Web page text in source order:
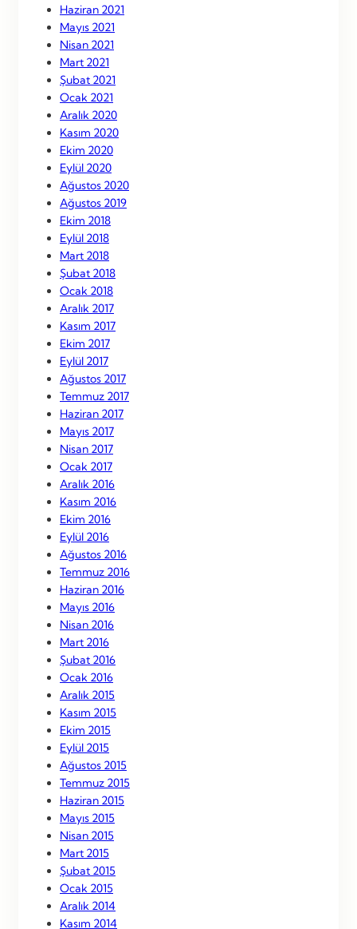
Haziran 2021
Mayıs 2021
Nisan 2021
Mart 2021
Şubat 2021
Ocak 2021
Aralık 2020
Kasım 2020
Ekim 2020
Eylül 2020
Ağustos 2020
Ağustos 2019
Ekim 2018
Eylül 2018
Mart 2018
Şubat 2018
Ocak 2018
Aralık 2017
Kasım 2017
Ekim 2017
Eylül 2017
Ağustos 2017
Temmuz 2017
Haziran 2017
Mayıs 2017
Nisan 2017
Ocak 2017
Aralık 2016
Kasım 2016
Ekim 2016
Eylül 2016
Ağustos 2016
Temmuz 2016
Haziran 2016
Mayıs 2016
Nisan 2016
Mart 2016
Şubat 2016
Ocak 2016
Aralık 2015
Kasım 2015
Ekim 2015
Eylül 2015
Ağustos 2015
Temmuz 2015
Haziran 2015
Mayıs 2015
Nisan 2015
Mart 2015
Şubat 2015
Ocak 2015
Aralık 2014
Kasım 2014